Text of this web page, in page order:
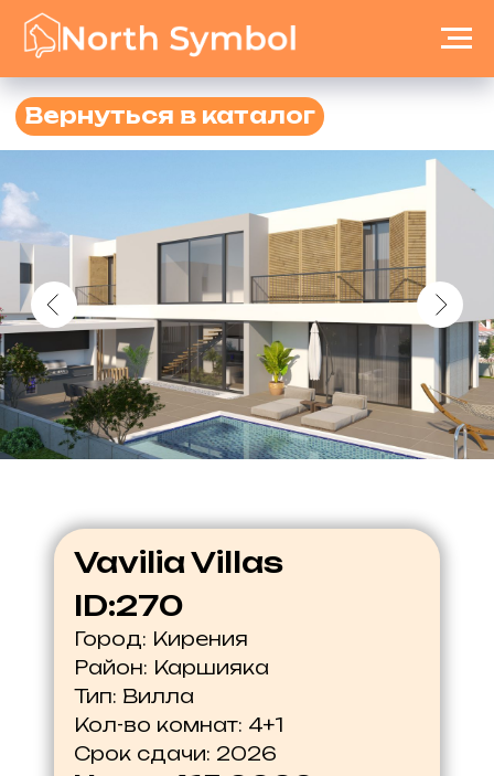
Vavilia Villas
ID:270
Цена: 415.000£
Вернуться в каталог
Город: Кирения
Кол-во комнат: 4+1
Срок сдачи: 2026
Добро пожаловать в роскошный
проект вилл, расположенный в
Каршияке, к западу от Кирении.
Расположенные всего в 400 метрах от
моря, виллы предлагают уникальную
возможность насладиться роскошной
Получить консультацию